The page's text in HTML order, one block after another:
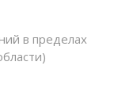
в пределах